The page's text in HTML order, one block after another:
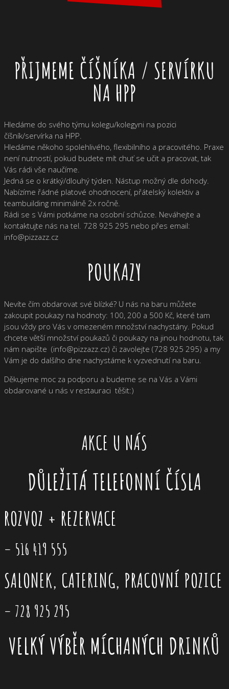
PŘIJMEME ČÍŠNÍKA / SERVÍRKU
NA HPP
Hledáme do svého týmu kolegu/kolegyni na pozici
číšník/servírka na HPP.
Hledáme někoho spolehlivého, flexibilního a pracovitého. Praxe
není nutností, pokud budete mít chuť se učit a pracovat, tak
Vás rádi vše naučíme.
Jedná se o krátký/dlouhý týden. Nástup možný dle dohody.
Nabízíme řádné platové ohodnocení, přátelský kolektiv a
teambuilding minimálně 2x ročně.
Rádi se s Vámi potkáme na osobní schůzce. Neváhejte a
kontaktujte nás na tel. 728 925 295 nebo přes email:
info@pizzazz.cz
POUKAZY
Nevíte čím obdarovat své blízké? U nás na baru můžete
zakoupit poukazy na hodnoty: 100, 200 a 500 Kč, které tam
jsou vždy pro Vás v omezeném množství nachystány. Pokud
chcete větší množství poukazů či poukazy na jinou hodnotu, tak
nám napište (info@pizzazz.cz) či zavolejte (728 925 295) a my
Vám je do dalšího dne nachystáme k vyzvednutí na baru.
Děkujeme moc za podporu a budeme se na Vás a Vámi
obdarované u nás v restauraci těšit:)
AKCE U NÁS
DŮLEŽITÁ TELEFONNÍ ČÍSLA
ROZVOZ + REZERVACE
– 516 419 555
SALONEK, CATERING, PRACOVNÍ POZICE
– 728 925 295
VELKÝ VÝBĚR MÍCHANÝCH DRINKŮ